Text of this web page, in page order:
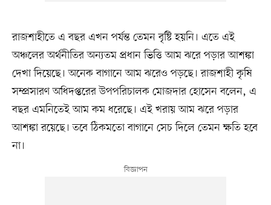
রাজশাহীতে এ বছর এখন পর্যন্ত তেমন বৃষ্টি হয়নি। এতে এই
অঞ্চলের অর্থনীতির অন্যতম প্রধান ভিত্তি আম ঝরে পড়ার আশঙ্কা
দেখা দিয়েছে। অনেক বাগানে আম ঝরেও পড়ছে। রাজশাহী কৃষি
সম্প্রসারণ অধিদপ্তরের উপপরিচালক মোজদার হোসেন বলেন, এ
বছর এমনিতেই আম কম ধরেছে। এই খরায় আম ঝরে পড়ার
আশঙ্কা রয়েছে। তবে ঠিকমতো বাগানে সেচ দিলে তেমন ক্ষতি হবে
না।